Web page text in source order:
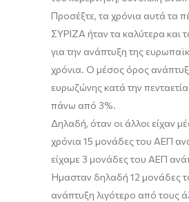
Προσέξτε, τα χρόνια αυτά τα
ΣΥΡΙΖΑ ήταν τα καλύτερα και
για την ανάπτυξη της
χρόνια. Ο μέσος όρος
ευρωζώνης κατά την
πάνω από 3%.
Δηλαδή, όταν οι άλλοι είχαν
χρόνια 15 μονάδες του ΑΕΠ
είχαμε 3 μονάδες του ΑΕΠ
Ήμασταν δηλαδή 12 μονάδες
ανάπτυξη λιγότερο από τους